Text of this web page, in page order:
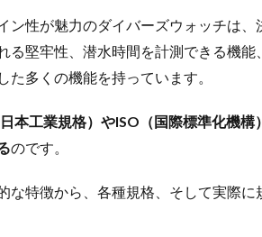
ン性が魅力のダイバーズウォッチは
る堅牢性、潜水時間を計測できる機能
多くの機能を持っています。
本工業規格）やISO（国際標準化機
のです。
な特徴から、各種規格、そして実際に